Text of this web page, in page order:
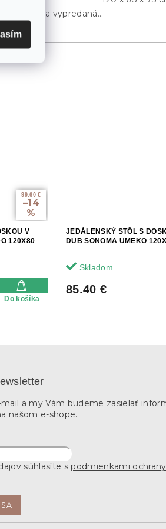
99.60 €
–14
%
V
120X80
Do košíka
JEDÁLENSKÝ STÔL S
DUB SONOMA UMEKO
Skladom
85.40 €
Položka bola vypredaná…
a my Vám budeme zasielať
našom e-shope.
súhlasíte spodmienkami
SA